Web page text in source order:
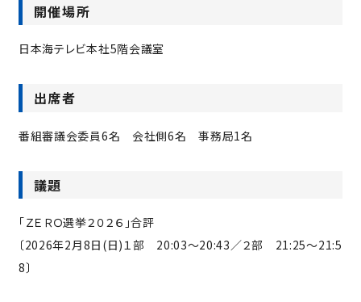
開催場所
日本海テレビ本社5階会議室
出席者
番組審議会委員6名 会社側6名 事務局1名
議題
「ＺＥＲＯ選挙２０２６」合評
〔2026年2月8日(日)１部 20:03～20:43／２部 21:25～21:5
8〕